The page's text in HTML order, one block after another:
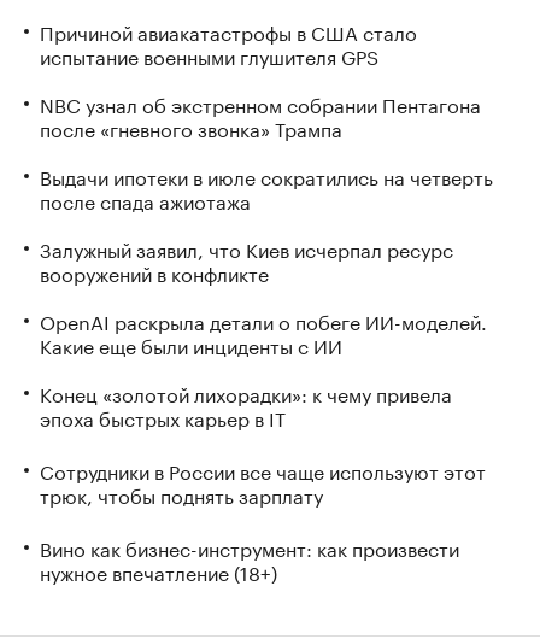
Причиной авиакатастрофы в США стало
испытание военными глушителя GPS
NBC узнал об экстренном собрании Пентагона
после «гневного звонка» Трампа
Выдачи ипотеки в июле сократились на четверть
после спада ажиотажа
Залужный заявил, что Киев исчерпал ресурс
вооружений в конфликте
OpenAI раскрыла детали о побеге ИИ-моделей.
Какие еще были инциденты с ИИ
Конец «золотой лихорадки»: к чему привела
эпоха быстрых карьер в IT
Сотрудники в России все чаще используют этот
трюк, чтобы поднять зарплату
Вино как бизнес-инструмент: как произвести
нужное впечатление (18+)